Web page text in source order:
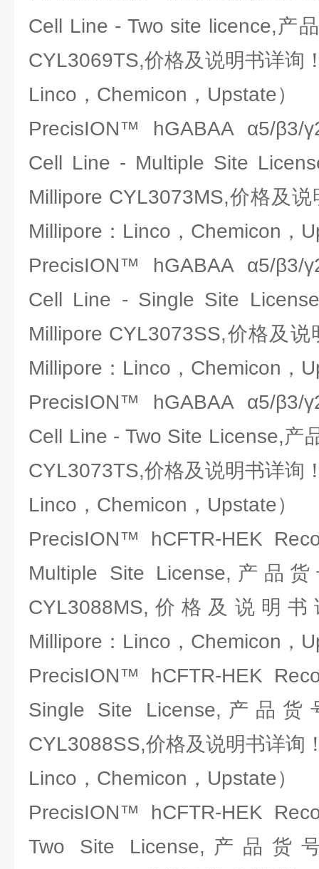
Cell Line - Two site licence,产
CYL3069TS,价格及说明书详询
Linco，Chemicon，Upstate）
PrecisION™ hGABAA α5/β3/
Cell Line - Multiple Site
Millipore CYL3073MS,价格及
Millipore：Linco，Chemicon，
PrecisION™ hGABAA α5/β3/
Cell Line - Single Site
Millipore CYL3073SS,价格及
Millipore：Linco，Chemicon，
PrecisION™ hGABAA α5/β3/
Cell Line - Two Site License,产
CYL3073TS,价格及说明书详询
Linco，Chemicon，Upstate）
PrecisION™ hCFTR-HEK
Multiple Site License,产品
CYL3088MS,价格及说明
Millipore：Linco，Chemicon，
PrecisION™ hCFTR-HEK
Single Site License,产品
CYL3088SS,价格及说明书详询
Linco，Chemicon，Upstate）
PrecisION™ hCFTR-HEK
Two Site License,产品货